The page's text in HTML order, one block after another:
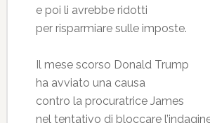
e poi li avrebbe ridotti
per risparmiare sulle imposte.
Il mese scorso Donald Trump
ha avviato una causa
contro la procuratrice James
nel tentativo di bloccare